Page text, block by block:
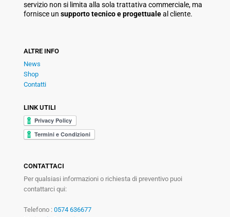
servizio non si limita alla sola trattativa commerciale, ma
fornisce un supporto tecnico e progettualeal cliente.
ALTRE INFO
News
Shop
Contatti
LINK UTILI
CONTATTACI
Per qualsiasi informazioni o richiesta di preventivo puoi
contattarci qui:
Telefono : 0574 636677